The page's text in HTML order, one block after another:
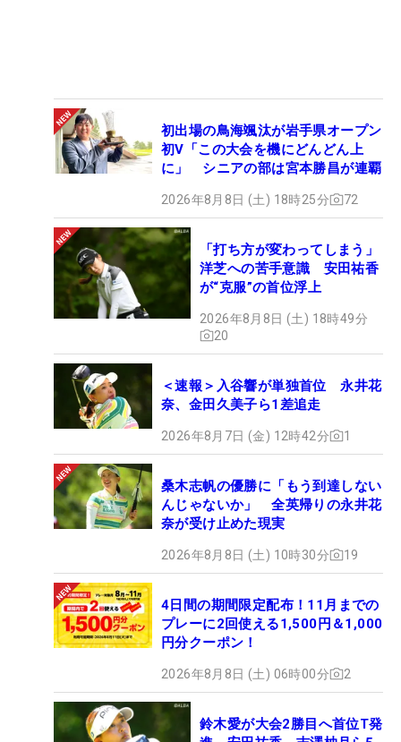
初出場の鳥海颯汰が岩手県オープン
初V「この大会を機にどんどん上
に」 シニアの部は宮本勝昌が連覇
2026年8月8日 (土) 18時25分 72
「打ち方が変わってしまう」
洋芝への苦手意識 安田祐香
が“克服”の首位浮上
2026年8月8日 (土) 18時49分
20
＜速報＞入谷響が単独首位 永井花
奈、金田久美子ら1差追走
2026年8月7日 (金) 12時42分 1
桑木志帆の優勝に「もう到達しない
んじゃないか」 全英帰りの永井花
奈が受け止めた現実
2026年8月8日 (土) 10時30分 19
4日間の期間限定配布！11月までの
プレーに2回使える1,500円＆1,000
円分クーポン！
2026年8月8日 (土) 06時00分 2
鈴木愛が大会2勝目へ首位T発